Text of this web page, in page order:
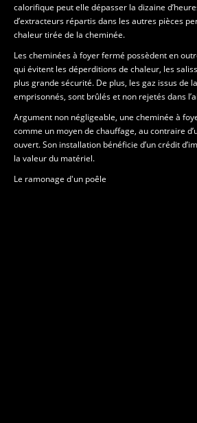
calorifique peut elle dépasser la dizaine
d’extracteurs répartis dans les autres pièces
chaleur tirée de la cheminée.
Les cheminées à foyer fermé possèdent en
qui évitent les déperditions de chaleur, les
plus grande sécurité. De plus, les gaz issus de
emprisonnés, sont brûlés et non rejetés dans
Argument non négligeable, une cheminée à
comme un moyen de chauffage, au contraire
ouvert. Son installation bénéficie d’un crédit
la valeur du matériel.
Le ramonage d'un poêle